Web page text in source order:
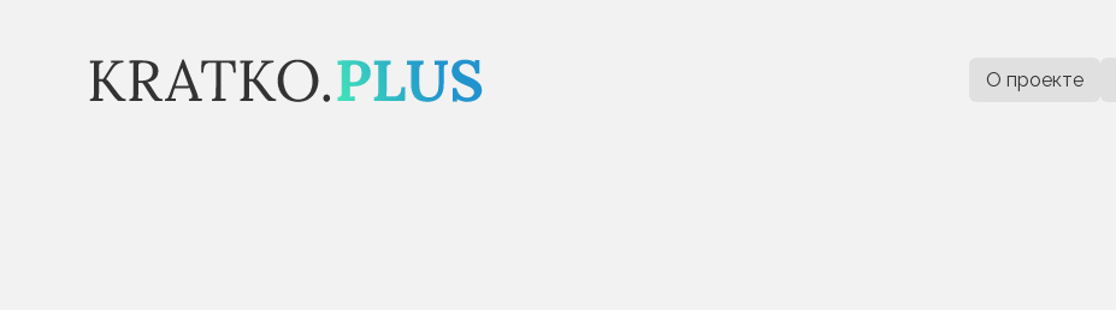
О проекте